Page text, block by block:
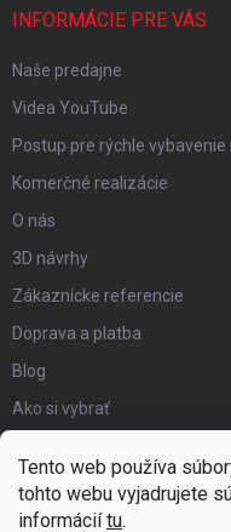
Tento web používa
tohto webu vyjadrujete
informáciítu.
INFORMÁCIE PRE VÁS
Naše predajne
Videa YouTube
Postup pre rýchle
Komerčné realizácie
O nás
3D návrhy
Zákaznícke referencie
Doprava a platba
Blog
Ako si vybrať
Certifikát kvality
Moja objednávka